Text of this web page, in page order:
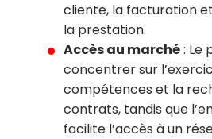
cliente, la facturation
la prestation.
Accès au marché: Le
concentrer sur
compétences et la
contrats, tandis que
facilite l’accès à un